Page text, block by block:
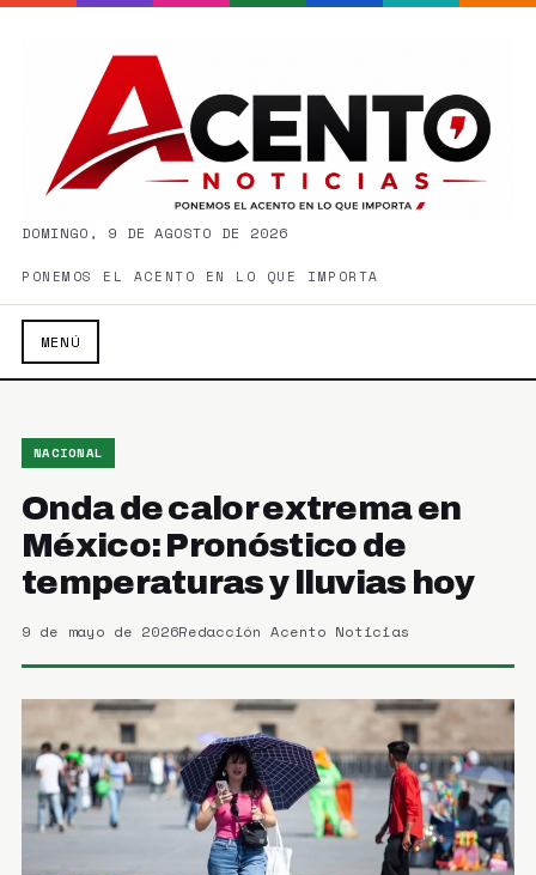
DOMINGO, 9 DE AGOSTO DE 2026
PONEMOS EL ACENTO EN LO QUE IMPORTA
MENÚ
NACIONAL
Onda de calor extrema en
México: Pronóstico de
temperaturas y lluvias hoy
9 de mayo de 2026Redacción Acento Noticias